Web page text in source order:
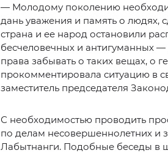
— Молодому поколению
дань уважения и память о людях,
страна и ее народ остановили
бесчеловечных и антигуманных
права забывать о таких вещах, о
прокомментировала ситуацию в
заместитель председателя
С необходимостью проводить
по делам несовершеннолетних и
Лабытнанги. Подобные беседы в